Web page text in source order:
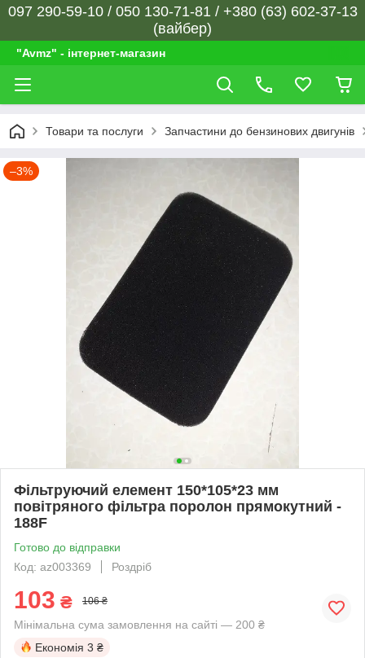
097 290-59-10 / 050 130-71-81 / +380 (63) 602-37-13
(вайбер)
"Avmz" - інтернет-магазин
Товари та послуги Запчастини до бензинових двигунів
–3%
Фільтруючий елемент 150*105*23 мм
повітряного фільтра поролон прямокутний -
188F
Готово до відправки
Код: az003369
Роздріб
103 ₴ 106 ₴
Мінімальна сума замовлення на сайті — 200 ₴
Економія 3 ₴